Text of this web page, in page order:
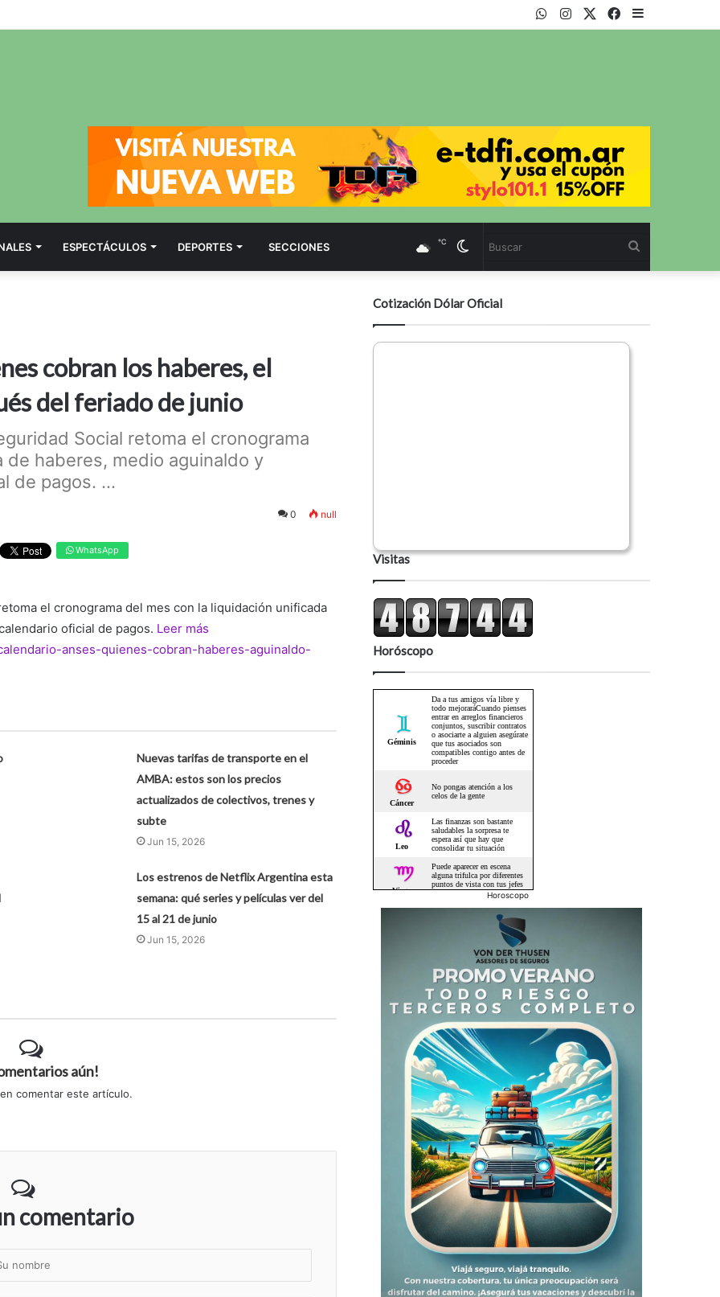
Facebook
Twitter
Instagram
WhatsApp
ESPECTÁCULOS DEPORTES SECCIONES Cambiar
modo
℃
cobran los haberes, el
del feriado de junio
Social retoma el cronograma
haberes, medio aguinaldo y
de pagos. ...
0 null
WhatsApp
el cronograma del mes con la liquidación unificada
oficial de pagos. Leer más
anses-quienes-cobran-haberes-aguinaldo-
Nuevas tarifas de transporte en el
AMBA: estos son los precios
actualizados de colectivos, trenes y
subte
Jun 15, 2026
Los estrenos de Netflix Argentina esta
semana: qué series y películas ver del
15 al 21 de junio
Jun 15, 2026
aún!
comentar este artículo.
comentario
Cotización Dólar Oficial
Visitas
Horóscopo
Horoscopo